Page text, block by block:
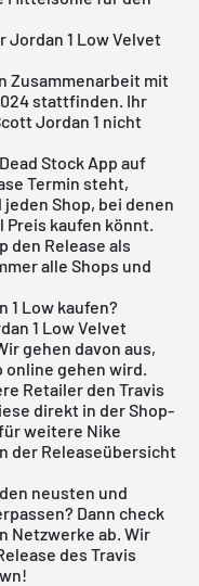
Jordan 1 Low Velvet
Zusammenarbeit mit
stattfinden. Ihr
Jordan 1 nicht
Dead Stock App auf
Termin steht,
Shop, bei denen
Preis kaufen könnt.
den Release als
alle Shops und
1 Low kaufen?
1 Low Velvet
gehen davon aus,
online gehen wird.
Retailer den Travis
direkt in der Shop-
weitere Nike
der Releaseübersicht
neusten und
Dann check
Netzwerke ab. Wir
des Travis